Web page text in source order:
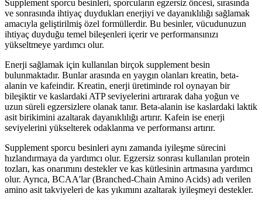
Supplement sporcu besinleri, sporcuların egzersiz öncesi, sırasında
ve sonrasında ihtiyaç duydukları enerjiyi ve dayanıklılığı sağlamak
amacıyla geliştirilmiş özel formüllerdir. Bu besinler, vücudunuzun
ihtiyaç duyduğu temel bileşenleri içerir ve performansınızı
yükseltmeye yardımcı olur.
Enerji sağlamak için kullanılan birçok supplement besin
bulunmaktadır. Bunlar arasında en yaygın olanları kreatin, beta-
alanin ve kafeindir. Kreatin, enerji üretiminde rol oynayan bir
bileşiktir ve kaslardaki ATP seviyelerini artırarak daha yoğun ve
uzun süreli egzersizlere olanak tanır. Beta-alanin ise kaslardaki laktik
asit birikimini azaltarak dayanıklılığı artırır. Kafein ise enerji
seviyelerini yükselterek odaklanma ve performansı artırır.
Supplement sporcu besinleri aynı zamanda iyileşme sürecini
hızlandırmaya da yardımcı olur. Egzersiz sonrası kullanılan protein
tozları, kas onarımını destekler ve kas kütlesinin artmasına yardımcı
olur. Ayrıca, BCAA'lar (Branched-Chain Amino Acids) adı verilen
amino asit takviyeleri de kas yıkımını azaltarak iyileşmeyi destekler.